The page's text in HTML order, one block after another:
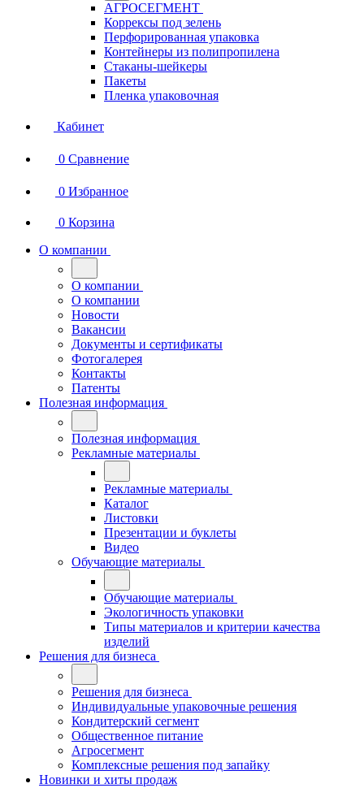
АГРОСЕГМЕНТ
Коррексы под зелень
Перфорированная упаковка
Контейнеры из полипропилена
Стаканы-шейкеры
Пакеты
Пленка упаковочная
Кабинет
0 Сравнение
0 Избранное
0 Корзина
О компании
О компании
О компании
Новости
Вакансии
Документы и сертификаты
Фотогалерея
Контакты
Патенты
Полезная информация
Полезная информация
Рекламные материалы
Рекламные материалы
Каталог
Листовки
Презентации и буклеты
Видео
Обучающие материалы
Обучающие материалы
Экологичность упаковки
Типы материалов и критерии качества
изделий
Решения для бизнеса
Решения для бизнеса
Индивидуальные упаковочные решения
Кондитерский сегмент
Общественное питание
Агросегмент
Комплексные решения под запайку
Новинки и хиты продаж